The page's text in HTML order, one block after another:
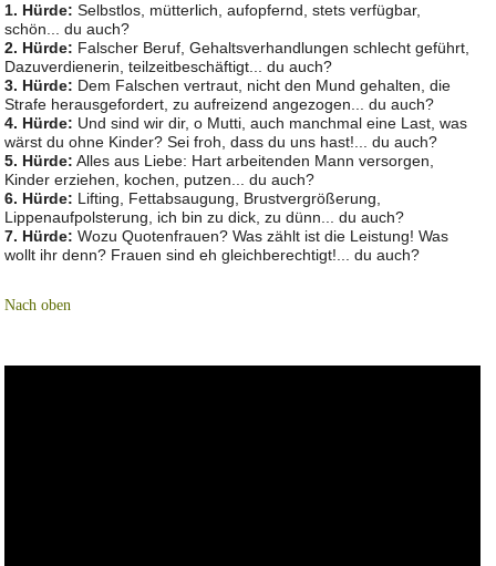
1. Hürde: Selbstlos, mütterlich, aufopfernd, stets verfügbar,
schön... du auch?
2. Hürde: Falscher Beruf, Gehaltsverhandlungen schlecht geführt,
Dazuverdienerin, teilzeitbeschäftigt... du auch?
3. Hürde: Dem Falschen vertraut, nicht den Mund gehalten, die
Strafe herausgefordert, zu aufreizend angezogen... du auch?
4. Hürde: Und sind wir dir, o Mutti, auch manchmal eine Last, was
wärst du ohne Kinder? Sei froh, dass du uns hast!... du auch?
5. Hürde: Alles aus Liebe: Hart arbeitenden Mann versorgen,
Kinder erziehen, kochen, putzen... du auch?
6. Hürde: Lifting, Fettabsaugung, Brustvergrößerung,
Lippenaufpolsterung, ich bin zu dick, zu dünn... du auch?
7. Hürde: Wozu Quotenfrauen? Was zählt ist die Leistung! Was
wollt ihr denn? Frauen sind eh gleichberechtigt!... du auch?
Nach oben